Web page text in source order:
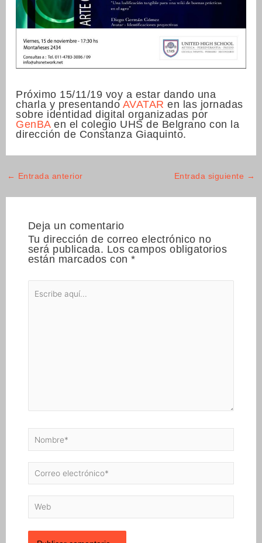
Próximo 15/11/19 voy a estar dando una
charla y presentando AVATAR en las jornadas
sobre identidad digital organizadas por
GenBAen el colegio UHS de Belgrano con la
dirección de Constanza Giaquinto.
← Entrada anterior Entrada siguiente →
Deja un comentario
Tu dirección de correo electrónico no
será publicada. Los campos obligatorios
están marcados con*
aquí...
Correo
electrónico*